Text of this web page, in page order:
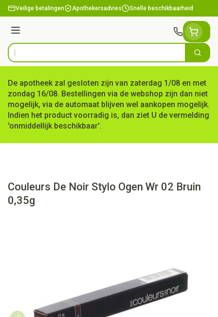
Ga naar de inhoud
Veilige betalingen Apothekersadvies Snelle beschikbaarheid
Menu
Product, merk, categorie... Zoek
De apotheek zal gesloten zijn van zaterdag 1/08 en met
zondag 16/08. Bestellingen via de webshop zijn dan niet
mogelijk, via de automaat blijven wel aankopen mogelijk.
Indien het product voorradig is, dan ziet U de vermelding
'onmiddellijk beschikbaar'.
Couleurs De Noir Stylo Ogen Wr 02 Bruin
0,35g